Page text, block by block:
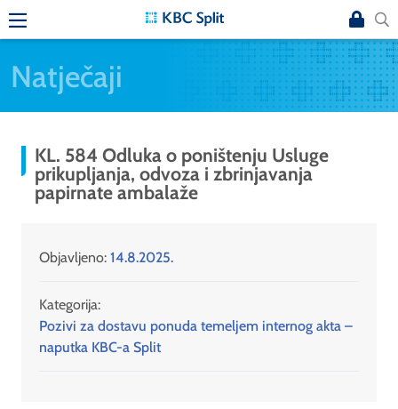
Natječaji
KL. 584 Odluka o poništenju Usluge
prikupljanja, odvoza i zbrinjavanja
papirnate ambalaže
Objavljeno: 14.8.2025.
Kategorija:
Pozivi za dostavu ponuda temeljem internog akta –
naputka KBC-a Split